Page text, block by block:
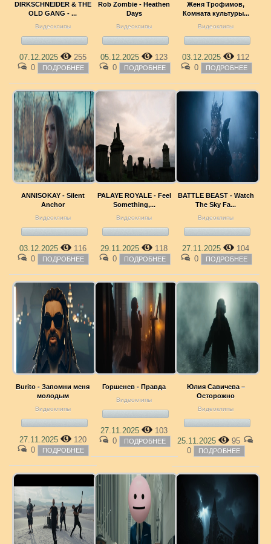
DIRKSCHNEIDER & THE
OLD GANG - ...
Видеоклипы
07.12.2025
255
0
ПОДРОБНЕЕ
Rob Zombie - Heathen
Days
Видеоклипы
05.12.2025
123
0
ПОДРОБНЕЕ
Женя Трофимов,
Комната культуры...
Видеоклипы
03.12.2025
112
0
ПОДРОБНЕЕ
ANNISOKAY - Silent
Anchor
Видеоклипы
03.12.2025
116
0
ПОДРОБНЕЕ
PALAYE ROYALE - Feel
Something,...
Видеоклипы
29.11.2025
118
0
ПОДРОБНЕЕ
BATTLE BEAST - Watch
The Sky Fa...
Видеоклипы
27.11.2025
104
0
ПОДРОБНЕЕ
Burito - Запомни меня
молодым
Видеоклипы
27.11.2025
120
0
ПОДРОБНЕЕ
Горшенев - Правда
Видеоклипы
27.11.2025
103
0
ПОДРОБНЕЕ
Юлия Савичева –
Осторожно
Видеоклипы
25.11.2025
95
0
ПОДРОБНЕЕ